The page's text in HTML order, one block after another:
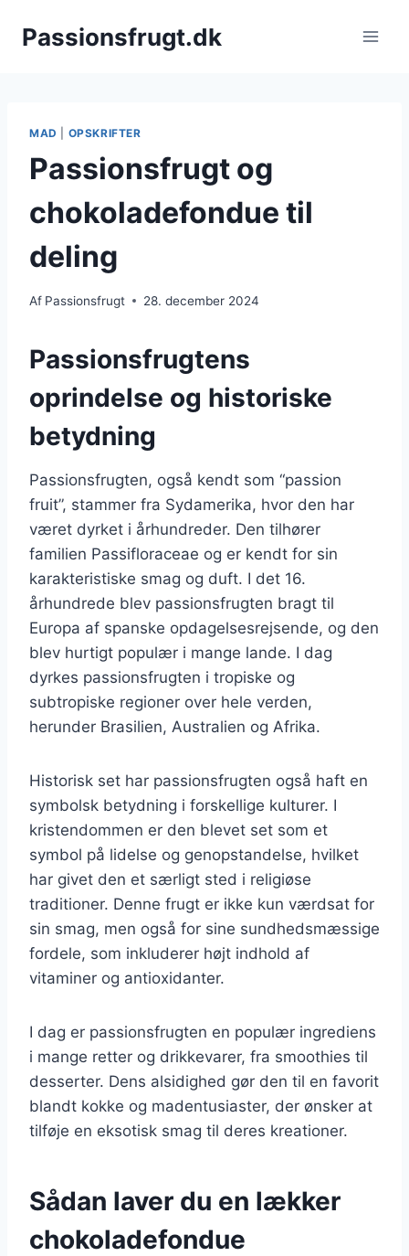
Passionsfrugt.dk
MAD OPSKRIFTER
Passionsfrugt og
chokoladefondue til
deling
Af Passionsfrugt 28. december 2024
Passionsfrugtens
oprindelse og historiske
betydning
Passionsfrugten, også kendt som “passion
fruit”, stammer fra Sydamerika, hvor den har
været dyrket i århundreder. Den tilhører
familien Passifloraceae og er kendt for sin
karakteristiske smag og duft. I det 16.
århundrede blev passionsfrugten bragt til
Europa af spanske opdagelsesrejsende, og den
blev hurtigt populær i mange lande. I dag
dyrkes passionsfrugten i tropiske og
subtropiske regioner over hele verden,
herunder Brasilien, Australien og Afrika.
Historisk set har passionsfrugten også haft en
symbolsk betydning i forskellige kulturer. I
kristendommen er den blevet set som et
symbol på lidelse og genopstandelse, hvilket
har givet den et særligt sted i religiøse
traditioner. Denne frugt er ikke kun værdsat for
sin smag, men også for sine sundhedsmæssige
fordele, som inkluderer højt indhold af
vitaminer og antioxidanter.
I dag er passionsfrugten en populær ingrediens
i mange retter og drikkevarer, fra smoothies til
desserter. Dens alsidighed gør den til en favorit
blandt kokke og madentusiaster, der ønsker at
tilføje en eksotisk smag til deres kreationer.
Sådan laver du en lækker
chokoladefondue